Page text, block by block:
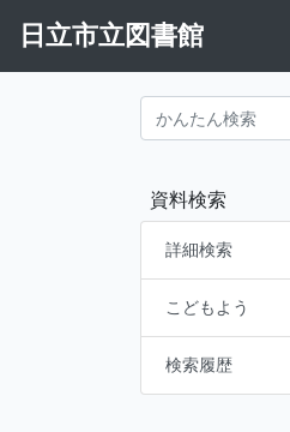
日立市立図書館
資料検索
詳細検索
こどもよう
検索履歴